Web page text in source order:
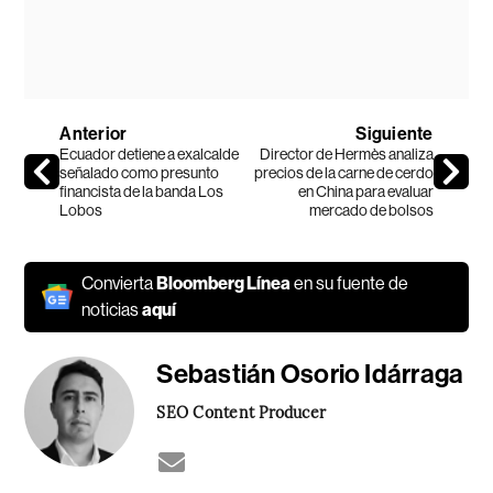
Anterior
Ecuador detiene a exalcalde
señalado como presunto
financista de la banda Los
Lobos
Siguiente
Director de Hermès analiza
precios de la carne de cerdo
en China para evaluar
mercado de bolsos
ConviertaBloomberg Línea en su fuente de
noticiasaquí
Sebastián Osorio Idárraga
SEO Content Producer